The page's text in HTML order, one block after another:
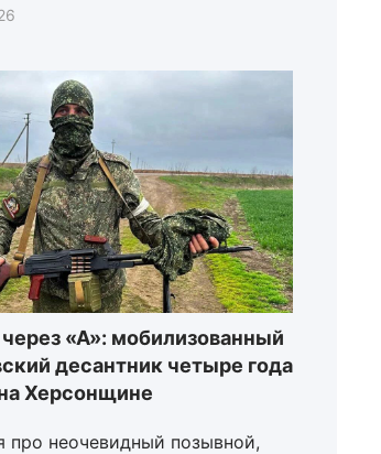
«А»: мобилизованный
десантник четыре года
Херсонщине
про неочевидный позывной,